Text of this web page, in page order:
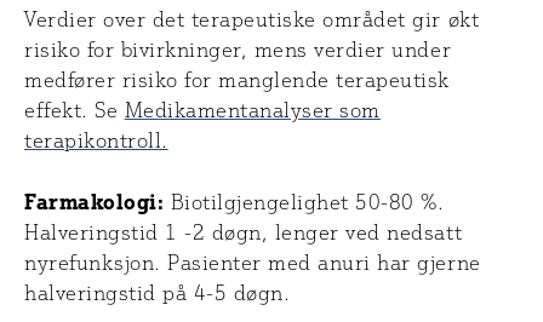
Verdier over det terapeutiske området gir økt
risiko for bivirkninger, mens verdier under
medfører risiko for manglende terapeutisk
effekt. Se Medikamentanalyser som
terapikontroll.
Farmakologi: Biotilgjengelighet 50-80 %.
Halveringstid 1 -2 døgn, lenger ved nedsatt
nyrefunksjon. Pasienter med anuri har gjerne
halveringstid på 4-5 døgn.